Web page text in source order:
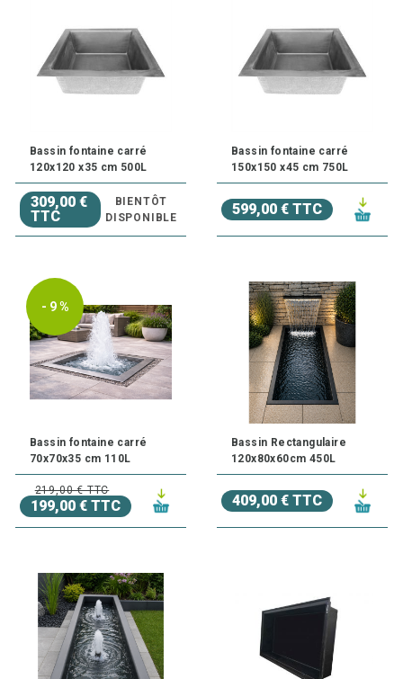
Bassin fontaine carré
120x120 x35 cm 500L
309,00 €
TTC
BIENTÔT
DISPONIBLE
Bassin fontaine carré
150x150 x45 cm 750L
599,00 € TTC
- 9 %
Bassin fontaine carré
70x70x35 cm 110L
219,00 € TTC
199,00 € TTC
Bassin Rectangulaire
120x80x60cm 450L
409,00 € TTC